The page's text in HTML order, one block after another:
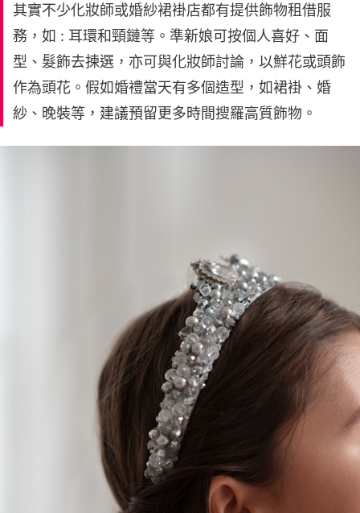
其實不少化妝師或婚紗裙褂店都有提供飾物租借服
務，如 : 耳環和頸鏈等。準新娘可按個人喜好、面
型、髮飾去揀選，亦可與化妝師討論，以鮮花或頭飾
作為頭花。假如婚禮當天有多個造型，如裙褂、婚
紗、晚裝等，建議預留更多時間搜羅高質飾物。